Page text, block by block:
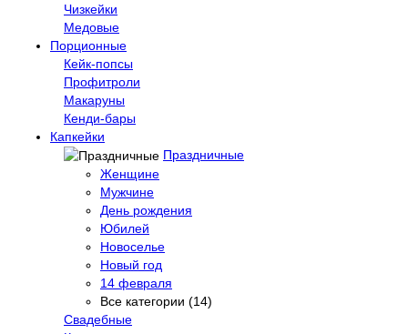
Чизкейки
Медовые
Порционные
Кейк-попсы
Профитроли
Макаруны
Кенди-бары
Капкейки
Праздничные
Женщине
Мужчине
День рождения
Юбилей
Новоселье
Новый год
14 февраля
Все категории (14)
Свадебные